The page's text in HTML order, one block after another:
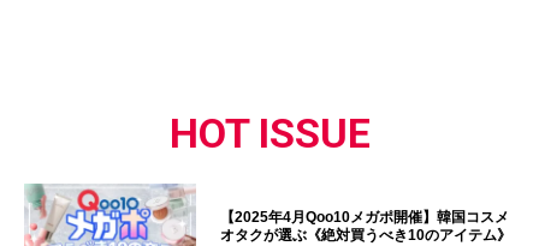
HOT ISSUE
【2025年4月Qoo10メガポ開催】韓国コスメ
オタクが選ぶ《絶対買うべき10のアイテム》